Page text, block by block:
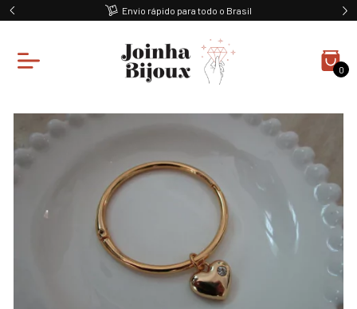
Envio rápido para todo o Brasil
0